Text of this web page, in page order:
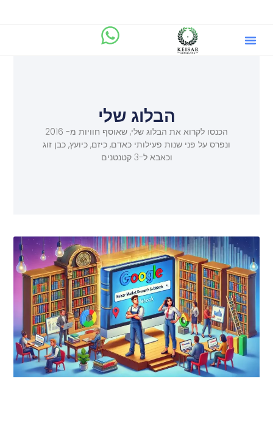
הבלוג שלי
הכנסו לקרוא את הבלוג שלי, שאוסף חוויות מ- 2016
ונפרס על פני שנות פעילותי כאדם, כיזם, כיועץ, כבן זוג
וכאבא ל-3 קטנטנים